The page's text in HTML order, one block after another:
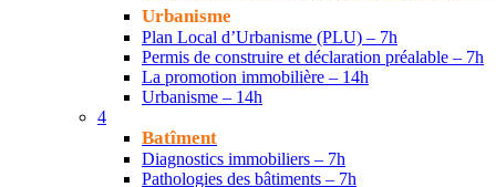
Urbanisme
Plan Local d’Urbanisme (PLU) – 7h
Permis de construire et déclaration préalable – 7h
La promotion immobilière – 14h
Urbanisme – 14h
4
Batîment
Diagnostics immobiliers – 7h
Pathologies des bâtiments – 7h